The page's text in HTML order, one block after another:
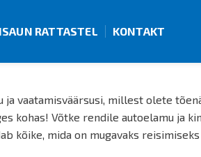
RATTASTEL KONTAKT
ja vaatamisväärsusi, millest olete
kohas! Võtke rendile autoelamu ja
kõike, mida on mugavaks